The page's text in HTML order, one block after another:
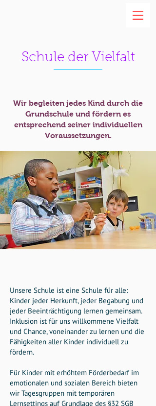
Schule der Vielfalt
Wir begleiten jedes Kind durch die
Grundschule und fördern es
entsprechend seiner individuellen
Voraussetzungen.
Unsere Schule ist eine Schule für alle:
Kinder jeder Herkunft, jeder Begabung und
jeder Beeinträchtigung lernen gemeinsam.
Inklusion ist für uns willkommene Vielfalt
und Chance, voneinander zu lernen und die
Fähigkeiten aller Kinder individuell zu
fördern.
Für Kinder mit erhöhtem Förderbedarf im
emotionalen und sozialen Bereich bieten
wir Tagesgruppen mit temporären
Lernsettings auf Grundlage des §32 SGB